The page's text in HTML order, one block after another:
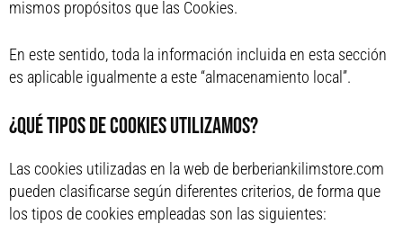
mismos propósitos que las Cookies.
En este sentido, toda la información incluida en esta sección
es aplicable igualmente a este “almacenamiento local”.
¿QUÉ TIPOS DE COOKIES UTILIZAMOS?
Las cookies utilizadas en la web de berberiankilimstore.com
pueden clasificarse según diferentes criterios, de forma que
los tipos de cookies empleadas son las siguientes: